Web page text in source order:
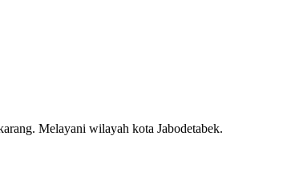
Melayani wilayah kota Jabodetabek.